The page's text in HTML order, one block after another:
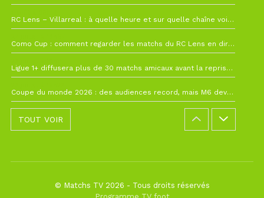
RC Lens – Villarreal : à quelle heure et sur quelle chaîne voir la finale de la Como Cup ?
Como Cup : comment regarder les matchs du RC Lens en direct ?
Ligue 1+ diffusera plus de 30 matchs amicaux avant la reprise de la Ligue 1
Coupe du monde 2026 : des audiences record, mais M6 devrait perdre très gros !
TOUT VOIR
© Matchs TV 2026 - Tous droits réservés